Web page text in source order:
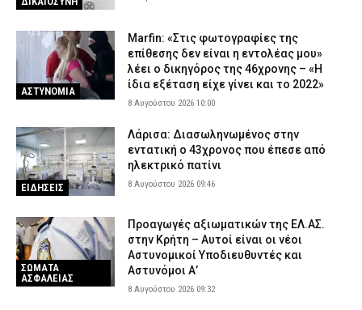
ΑΣΤΥΝΟΜΙΑ 7 Αυγούστου 2026 20:27
Σοκ στην Κρήτη: Τουρίστας προσπάθησε να χρηματίσει
υπάλληλο για να ασελγήσει σε 10χρονο κορίτσι – Αναζητείται
από τις Αρχές (βίντεο)
ΑΣΤΥΝΟΜΙΑ 7 Αυγούστου 2026 20:12
και εγκατέλειψε το σημείο – Δείτε βίντεο
ΕΙΔΗΣΕΙΣ 7 Αυγούστου 2026 20:06
Εικόνες καταστροφής σε εκκλησάκι στον Σαρωνικό –
Βανδάλισαν ακόμη και το Ιερό
ΕΙΔΗΣΕΙΣ
ΑΣΤΥΝΟΜΙΑ
Marfin: «Στις φωτογραφίες της
επίθεσης δεν είναι η εντολέας μου»
λέει ο δικηγόρος της 46χρονης – «Η
ίδια εξέταση είχε γίνει και το 2022»
8 Αυγούστου 2026 10:00
ΕΙΔΗΣΕΙΣ
Λάρισα: Διασωληνωμένος στην
εντατική ο 43χρονος που έπεσε από
ηλεκτρικό πατίνι
8 Αυγούστου 2026 09:46
ΣΩΜΑΤΑ
ΑΣΦΑΛΕΙΑΣ
Προαγωγές αξιωματικών της ΕΛ.ΑΣ.
στην Κρήτη – Αυτοί είναι οι νέοι
Αστυνομικοί Υποδιευθυντές και
Αστυνόμοι Α’
8 Αυγούστου 2026 09:32